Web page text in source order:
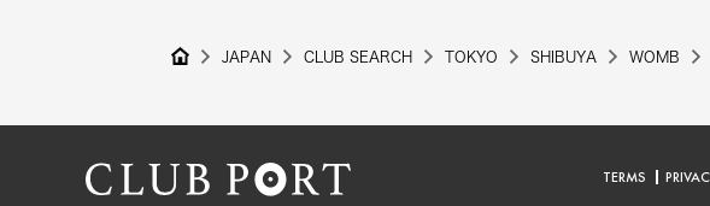
JAPAN CLUB SEARCH TOKYO SHIBUYA WOMB
TERMS